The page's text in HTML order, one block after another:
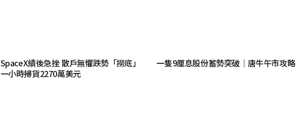
SpaceX績後急挫 散戶無懼跌勢「撈底」
一小時掃貨2270萬美元
一隻9厘息股份蓄勢突破｜唐牛午市攻略